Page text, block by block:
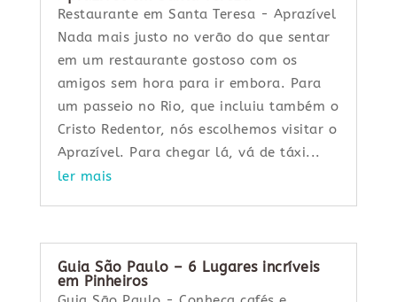
Restaurante em Santa Teresa - Aprazível
Nada mais justo no verão do que sentar
em um restaurante gostoso com os
amigos sem hora para ir embora. Para
um passeio no Rio, que incluiu também o
Cristo Redentor, nós escolhemos visitar o
Aprazível. Para chegar lá, vá de táxi...
ler mais
Guia São Paulo – 6 Lugares incríveis
em Pinheiros